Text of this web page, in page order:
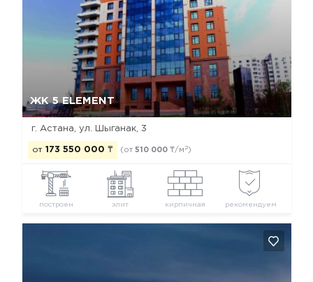
ЖК 5 ELEMENT
г. Астана, ул. Шыганак, 3
от 173 550 000 ₸ (от 510 000 ₸/м 2)
построен элит кирпичная рекомендуем
Отмена